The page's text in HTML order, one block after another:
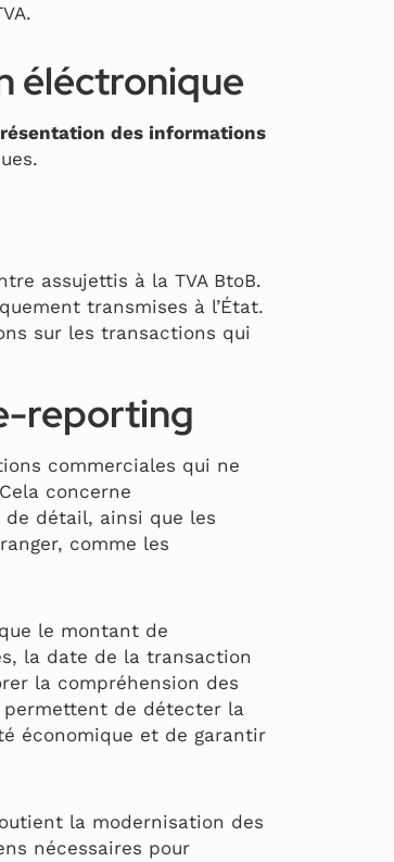
éléctronique
des informations
assujettis à la TVA BtoB.
transmises à l’État.
sur les transactions qui
reporting
commerciales qui ne
concerne
détail, ainsi que les
comme les
le montant de
la date de la transaction
la compréhension des
permettent de détecter la
économique et de garantir
la modernisation des
nécessaires pour